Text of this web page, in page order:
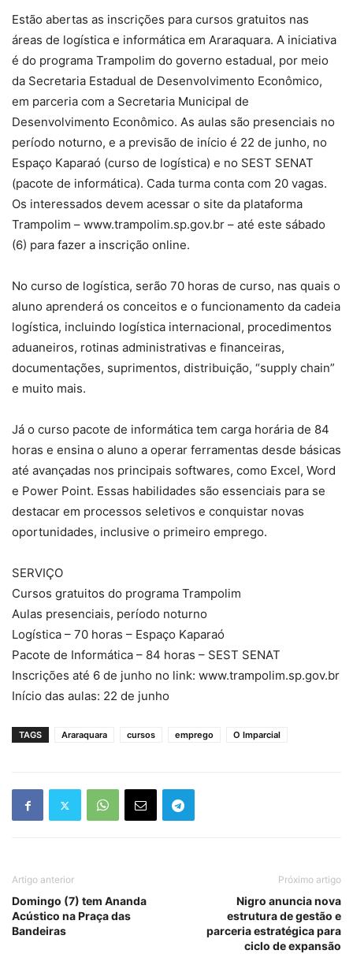
Estão abertas as inscrições para cursos gratuitos nas
áreas de logística e informática em Araraquara. A iniciativa
é do programa Trampolim do governo estadual, por meio
da Secretaria Estadual de Desenvolvimento Econômico,
em parceria com a Secretaria Municipal de
Desenvolvimento Econômico. As aulas são presenciais no
período noturno, e a previsão de início é 22 de junho, no
Espaço Kaparaó (curso de logística) e no SEST SENAT
(pacote de informática). Cada turma conta com 20 vagas.
Os interessados devem acessar o site da plataforma
Trampolim – www.trampolim.sp.gov.br – até este sábado
(6) para fazer a inscrição online.
No curso de logística, serão 70 horas de curso, nas quais o
aluno aprenderá os conceitos e o funcionamento da cadeia
logística, incluindo logística internacional, procedimentos
aduaneiros, rotinas administrativas e financeiras,
documentações, suprimentos, distribuição, “supply chain”
e muito mais.
Já o curso pacote de informática tem carga horária de 84
horas e ensina o aluno a operar ferramentas desde básicas
até avançadas nos principais softwares, como Excel, Word
e Power Point. Essas habilidades são essenciais para se
destacar em processos seletivos e conquistar novas
oportunidades, inclusive o primeiro emprego.
SERVIÇO
Cursos gratuitos do programa Trampolim
Aulas presenciais, período noturno
Logística – 70 horas – Espaço Kaparaó
Pacote de Informática – 84 horas – SEST SENAT
Inscrições até 6 de junho no link: www.trampolim.sp.gov.br
Início das aulas: 22 de junho
TAGS Araraquara cursos emprego O Imparcial
Artigo anterior
Domingo (7) tem Ananda
Acústico na Praça das
Bandeiras
Próximo artigo
Nigro anuncia nova
estrutura de gestão e
parceria estratégica para
ciclo de expansão